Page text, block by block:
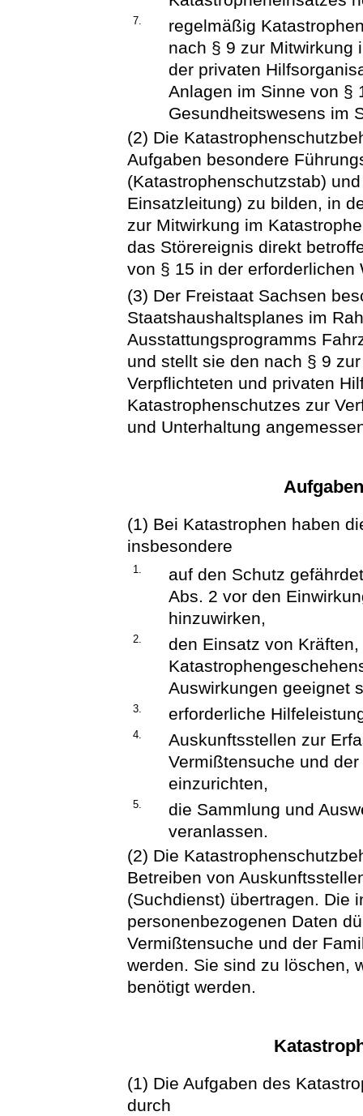
7.
regelmäßig
nach § 9 zur Mitwirkung
der privaten
Anlagen im Sinne von §
Gesundheitswesens im
(2) Die
Aufgaben besondere
(Katastrophenschutzstab)
Einsatzleitung) zu bilden, in
zur Mitwirkung im
das Störereignis direkt
von § 15 in der
(3) Der Freistaat Sachsen
Staatshaushaltsplanes im
Ausstattungsprogramms
und stellt sie den nach § 9
Verpflichteten und privaten
Katastrophenschutzes zur
und Unterhaltung
(1) Bei Katastrophen haben
insbesondere
1.
auf den Schutz
Abs. 2 vor den
hinzuwirken,
2.
den Einsatz von
Auswirkungen geeignet
3. erforderliche
4.
Auskunftsstellen zur
Vermißtensuche und
einzurichten,
5.
die Sammlung und
veranlassen.
(2) Die
Betreiben von
(Suchdienst) übertragen. Die
personenbezogenen Daten
Vermißtensuche und der
werden. Sie sind zu löschen,
benötigt werden.
(1) Die Aufgaben des
durch